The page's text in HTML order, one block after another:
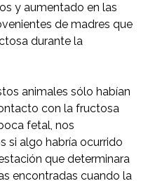
y aumentado en las
de madres que
durante la
animales sólo habían
con la fructosa
fetal, nos
si algo habría ocurrido
que determinara
encontradas cuando la